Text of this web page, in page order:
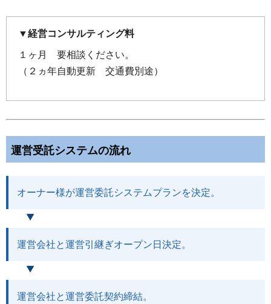
▼経営コンサルティング料
１ヶ月 要相談ください。
（２ヵ年自動更新 交通費別途）
運営受託システムの流れ
オーナー様が運営委託システムプランを決定。
運営会社と運営引継ぎオープン日決定。
運営会社と運営委託契約締結。